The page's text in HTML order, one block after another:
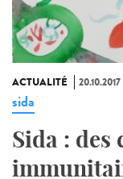
ACTUALITÉ 20.10.2017
sida
Sida : des